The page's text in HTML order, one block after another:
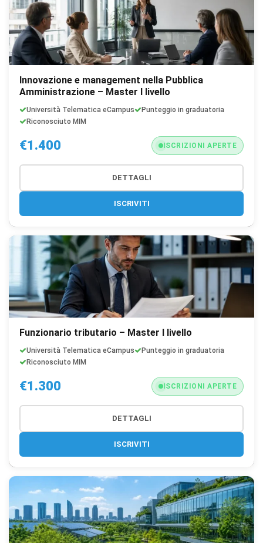
Innovazione e management nella Pubblica
Amministrazione – Master I livello
Università Telematica eCampus
Punteggio in graduatoria
Riconosciuto MIM
€1.400 ISCRIZIONI APERTE
DETTAGLI
ISCRIVITI
Funzionario tributario – Master I livello
Università Telematica eCampus
Punteggio in graduatoria
Riconosciuto MIM
€1.300 ISCRIZIONI APERTE
DETTAGLI
ISCRIVITI
l'aspetto o il comportamento (es. lingua, layout).
Cookie statistici
Aiutano a capire come gli utenti interagiscono con il
sito tramite dati raccolti in forma anonima o aggregata.
Cookie di marketing
Utilizzati da terze parti per tracciare l'utente attraverso
siti web allo scopo di mostrare annunci pertinenti.
Rifiuta tutti
preferenze